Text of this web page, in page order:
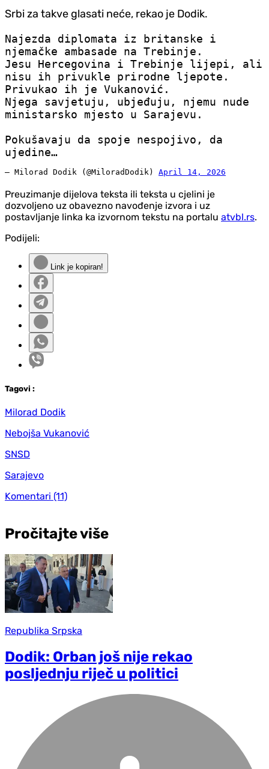
Srbi za takve glasati neće, rekao je Dodik.
Najezda diplomata iz britanske i
njemačke ambasade na Trebinje.
Jesu Hercegovina i Trebinje lijepi, ali
nisu ih privukle prirodne ljepote.
Privukao ih je Vukanović.
Njega savjetuju, ubjeđuju, njemu nude
ministarsko mjesto u Sarajevu.
Pokušavaju da spoje nespojivo, da
ujedine…
— Milorad Dodik (@MiloradDodik) April 14, 2026
Preuzimanje dijelova teksta ili teksta u cjelini je
dozvoljeno uz obavezno navođenje izvora i uz
postavljanje linka ka izvornom tekstu na portalu atvbl.rs.
Podijeli:
Link je kopiran!
Tagovi :
Milorad Dodik
Nebojša Vukanović
SNSD
Sarajevo
Komentari (11)
Pročitajte više
Republika Srpska
Dodik: Orban još nije rekao
posljednju riječ u politici